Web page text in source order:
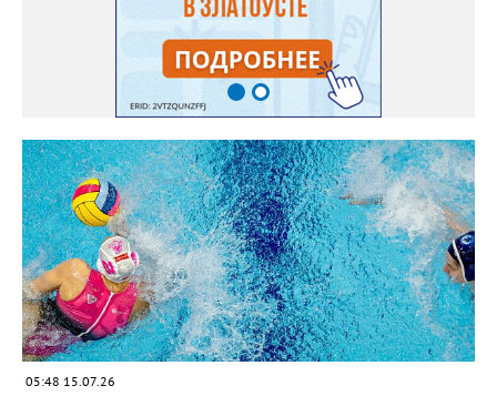
05:48 15.07.26